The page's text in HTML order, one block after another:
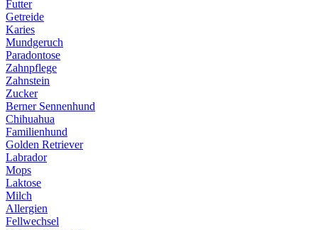
Futter
Getreide
Karies
Mundgeruch
Paradontose
Zahnpflege
Zahnstein
Zucker
Berner Sennenhund
Chihuahua
Familienhund
Golden Retriever
Labrador
Mops
Laktose
Milch
Allergien
Fellwechsel